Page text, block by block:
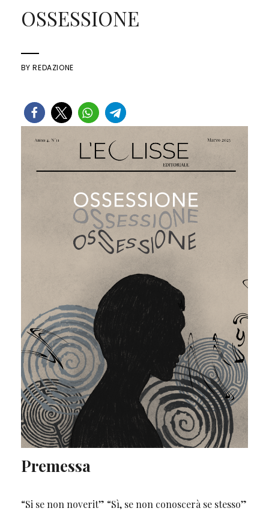
OSSESSIONE
BYREDAZIONE
Premessa
“Si se non noverit” “Sì, se non conoscerà se stesso”